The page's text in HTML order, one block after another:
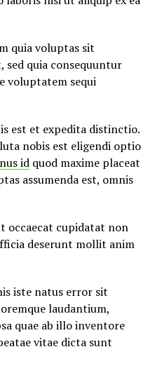
quia voluptas sit
quia consequuntur
voluptatem sequi
est et expedita distinctio.
nobis est eligendi optio
id quod maxime placeat
assumenda est, omnis
occaecat cupidatat non
deserunt mollit anim
iste natus error sit
laudantium,
quae ab illo inventore
vitae dicta sunt